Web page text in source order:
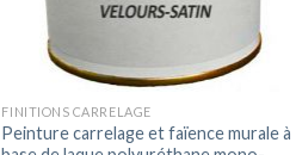
FINITIONS CARRELAGE
Peinture carrelage et faïence murale à